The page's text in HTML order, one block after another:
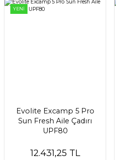
YENİ
Evolite Excamp 5 Pro
Sun Fresh Aile Çadırı
UPF80
12.431,25 TL